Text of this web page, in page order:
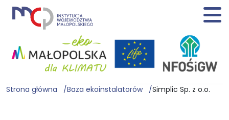
Strona główna Baza ekoinstalatorów Simplic Sp. z o.o.